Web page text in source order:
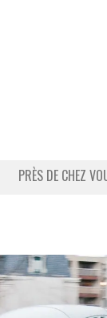
PRÈS DE CHEZ